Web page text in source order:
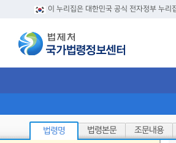
이 누리집은 대한민국 공식 전자정부 누리
법령명 법령본문 조문내용